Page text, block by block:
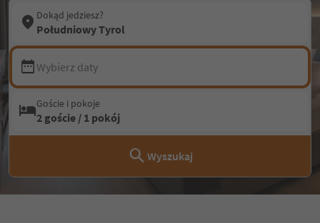
Dokąd jedziesz?
Południowy Tyrol
Wybierz daty
Goście i pokoje
2 goście / 1 pokój
Wyszukaj